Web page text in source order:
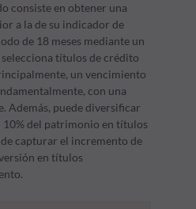
consiste en obtener una
a la de su indicador de
de 18 meses mediante un
títulos de crédito
un vencimiento
con una
Además, puede diversificar
del patrimonio en títulos
capturar el incremento de
en títulos